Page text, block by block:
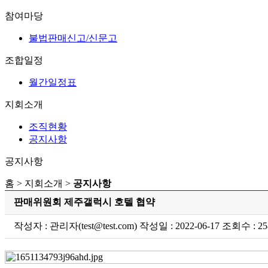
참여마당
불법판매신고/신문고
조합일정
월간일정표
지회소개
조직현황
공지사항
공지사항
홈 > 지회소개 > 공지사항
판매위원회 제주갤럭시 호텔 협약
작성자 : 관리자(test@test.com) 작성일 : 2022-06-17 조회수 :